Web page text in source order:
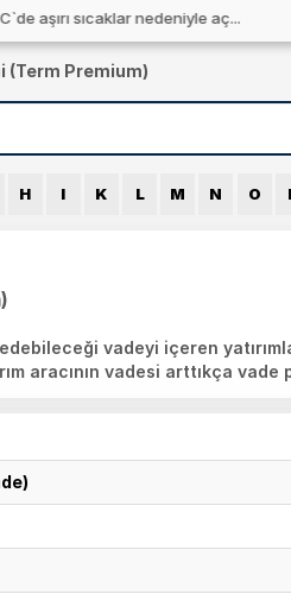
aşırı sıcaklar nedeniyle aç...
(Term Premium)
H I K L M N O
edebileceği vadeyi içeren
aracının vadesi arttıkça vade